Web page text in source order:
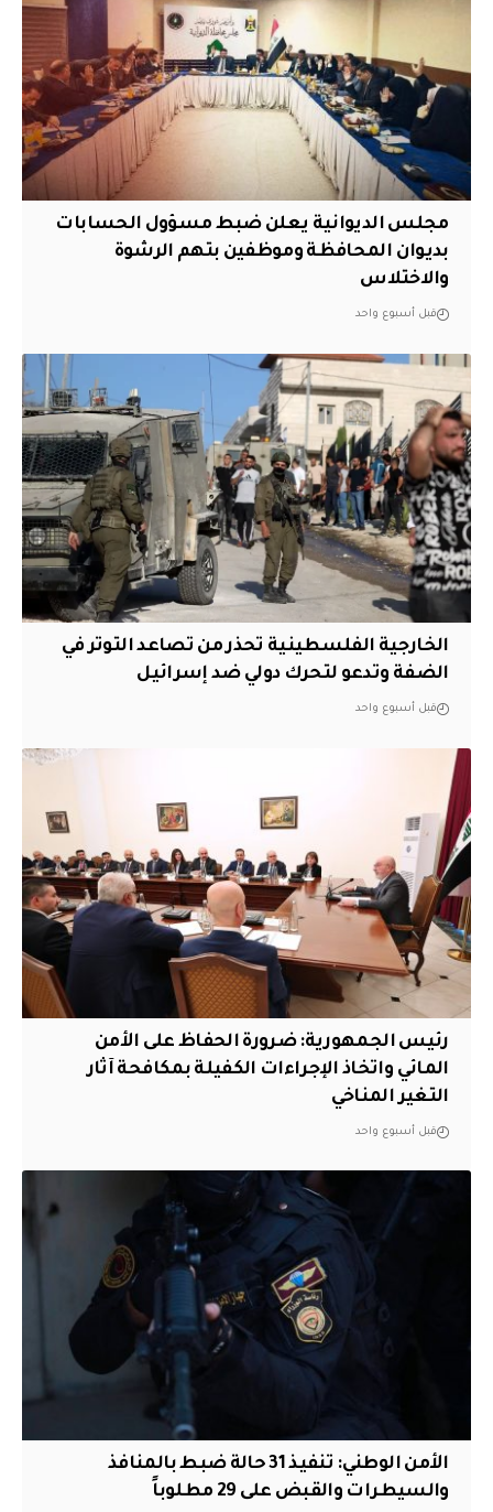
مجلس الديوانية يعلن ضبط مسؤول الحسابات
بديوان المحافظة وموظفين بتهم الرشوة
والاختلاس
قبل أسبوع واحد
الخارجية الفلسطينية تحذر من تصاعد التوتر في
الضفة وتدعو لتحرك دولي ضد إسرائيل
قبل أسبوع واحد
رئيس الجمهورية: ضرورة الحفاظ على الأمن
المائي واتخاذ الإجراءات الكفيلة بمكافحة آثار
التغير المناخي
قبل أسبوع واحد
الأمن الوطني: تنفيذ 31 حالة ضبط بالمنافذ
والسيطرات والقبض على 29 مطلوباً